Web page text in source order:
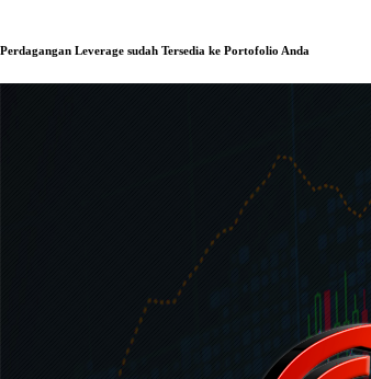
Perdagangan Leverage sudah Tersedia ke Portofolio Anda